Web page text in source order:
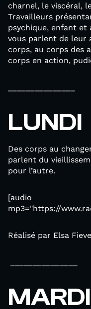
charnel, le viscéral,
Travailleurs
psychique, enfant
vous parlent de leur
corps, au corps des
corps en action,
LUNDI
Des corps au
parlent du
pour l’autre.
[audio
mp3="https://
Réalisé par Elsa
MARDI